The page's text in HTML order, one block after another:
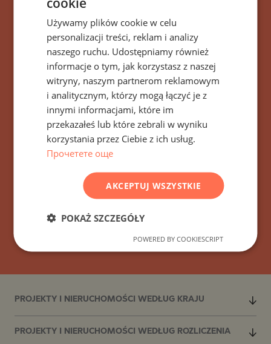
Zapisz się na wszystkie
wiadomości, aktualizacje
i nowe oferty dotyczące
budynku/kompleksu
Sveti Vlas Hill Sveti Vlas,
Bułgaria
PROJEKTY I NIERUCHOMOŚCI WEDŁUG KRAJU
PROJEKTY I NIERUCHOMOŚCI WEDŁUG ROZLICZENIA
GERMAN
FRENCH
ROMANIAN
Używamy plików cookie w celu
personalizacji treści, reklam i analizy
naszego ruchu. Udostępniamy również
informacje o tym, jak korzystasz z naszej
witryny, naszym partnerom reklamowym
i analitycznym, którzy mogą łączyć je z
innymi informacjami, które im
przekazałeś lub które zebrali w wyniku
korzystania przez Ciebie z ich usług.
Прочетете още
AKCEPTUJ WSZYSTKIE
POKAŻ SZCZEGÓŁY
POWERED BY COOKIESCRIPT